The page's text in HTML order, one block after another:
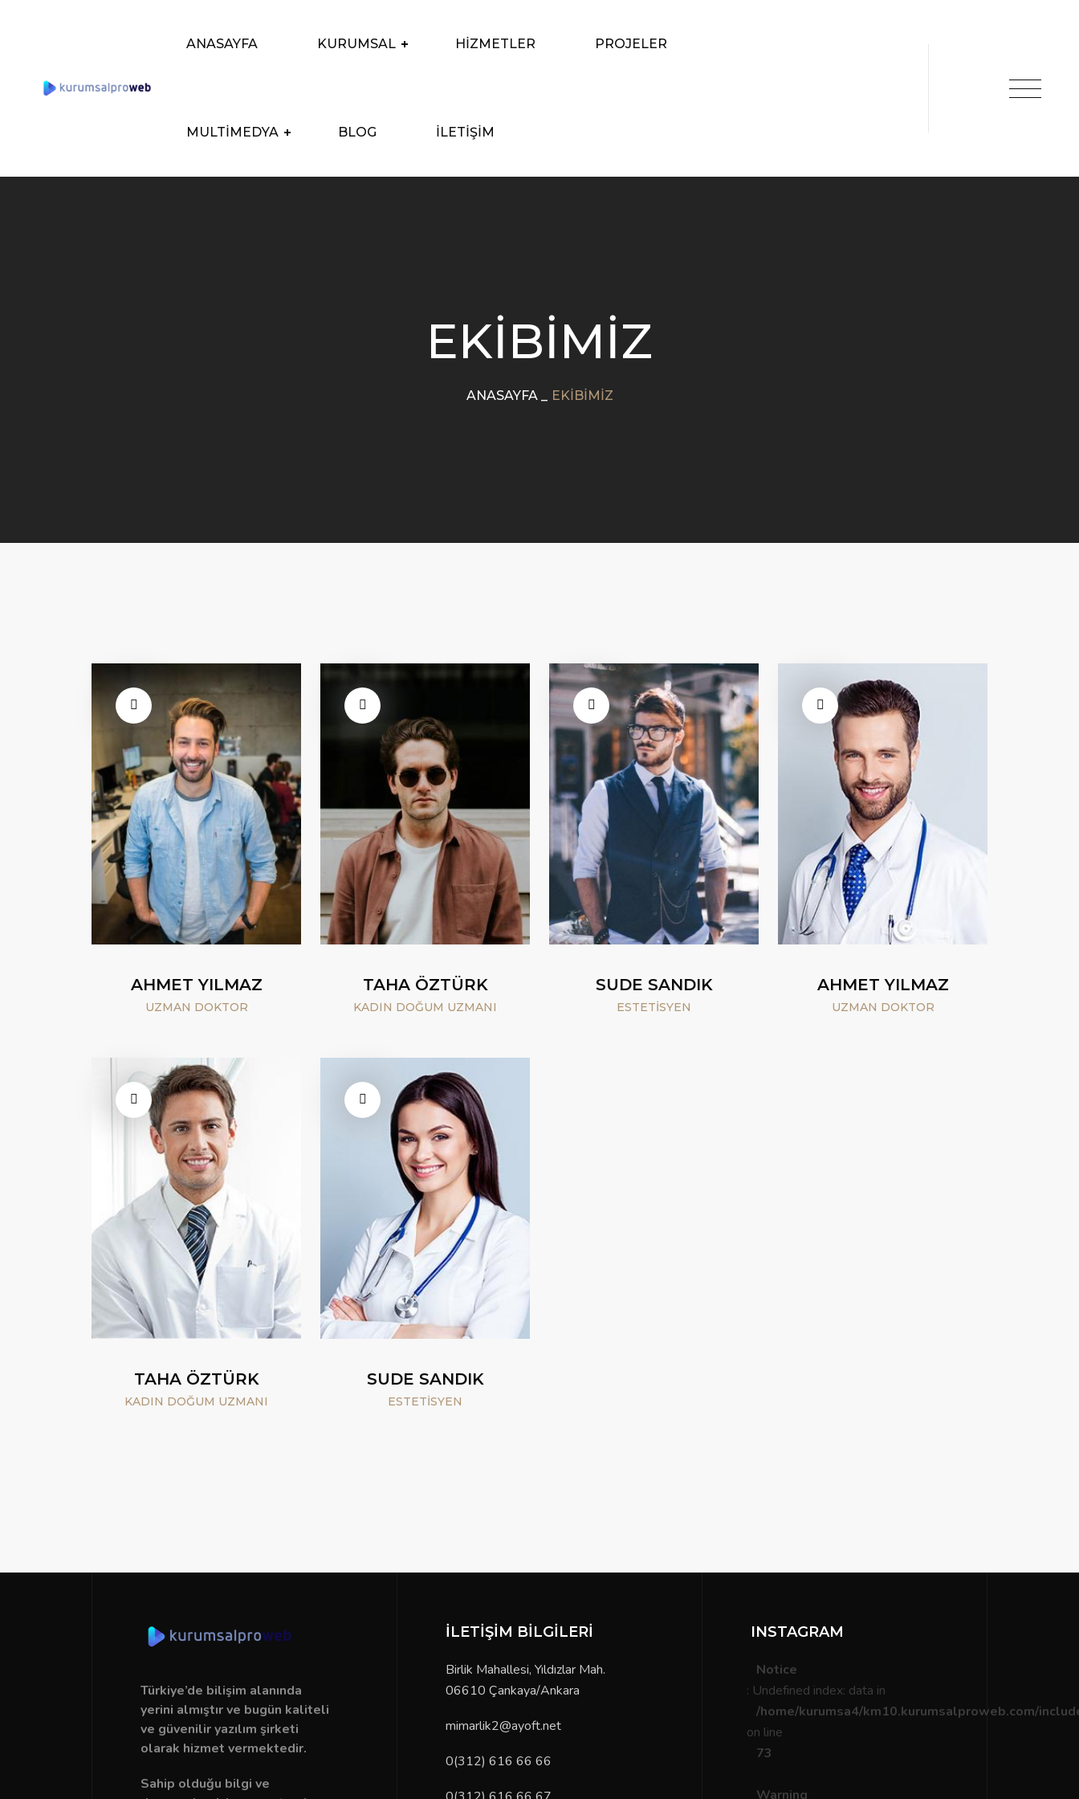
ANASAYFA KURUMSAL HIZMETLER PROJELER
MULTIMEDYA BLOG İLETIŞIM
EKIBIMIZ
ANASAYFA _ EKIBIMIZ
AHMET YILMAZ
UZMAN DOKTOR
TAHA ÖZTÜRK
KADIN DOĞUM UZMANI
SUDE SANDIK
ESTETISYEN
AHMET YILMAZ
UZMAN DOKTOR
TAHA ÖZTÜRK
KADIN DOĞUM UZMANI
SUDE SANDIK
ESTETISYEN
Türkiye’de bilişim alanında
yerini almıştır ve bugün kaliteli
ve güvenilir yazılım şirketi
olarak hizmet vermektedir.
Sahip olduğu bilgi ve
İLETIŞIM BILGILERI
Birlik Mahallesi, Yıldızlar Mah. 06610 Çankaya/Ankara
mimarlik2@ayoft.net
0(312) 616 66 66
INSTAGRAM
Notice
: Undefined index: data in
/home/kurumsa4/km10.kurumsalproweb.com/
on line
73
Warning